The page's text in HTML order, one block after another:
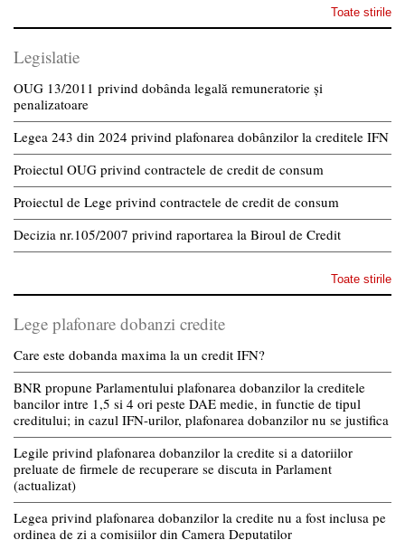
Toate stirile
Legislatie
OUG 13/2011 privind dobânda legală remuneratorie și
penalizatoare
Legea 243 din 2024 privind plafonarea dobânzilor la creditele IFN
Proiectul OUG privind contractele de credit de consum
Proiectul de Lege privind contractele de credit de consum
Decizia nr.105/2007 privind raportarea la Biroul de Credit
Toate stirile
Lege plafonare dobanzi credite
Care este dobanda maxima la un credit IFN?
BNR propune Parlamentului plafonarea dobanzilor la creditele
bancilor intre 1,5 si 4 ori peste DAE medie, in functie de tipul
creditului; in cazul IFN-urilor, plafonarea dobanzilor nu se justifica
Legile privind plafonarea dobanzilor la credite si a datoriilor
preluate de firmele de recuperare se discuta in Parlament
(actualizat)
Legea privind plafonarea dobanzilor la credite nu a fost inclusa pe
ordinea de zi a comisiilor din Camera Deputatilor